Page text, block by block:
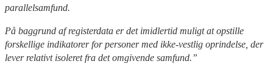
parallelsamfund.
På baggrund af registerdata er det imidlertid muligt at opstille
forskellige indikatorer for personer med ikke-vestlig oprindelse, der
lever relativt isoleret fra det omgivende samfund.”